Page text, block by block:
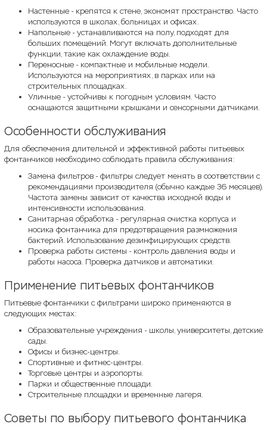
Настенные - крепятся к стене, экономят пространство. Часто
используются в школах, больницах и офисах.
Напольные - устанавливаются на полу, подходят для
больших помещений. Могут включать дополнительные
функции, такие как охлаждение воды.
Переносные - компактные и мобильные модели.
Используются на мероприятиях, в парках или на
строительных площадках.
Уличные - устойчивы к погодным условиям. Часто
оснащаются защитными крышками и сенсорными датчиками.
Особенности обслуживания
Для обеспечения длительной и эффективной работы питьевых
фонтанчиков необходимо соблюдать правила обслуживания:
Замена фильтров - фильтры следует менять в соответствии с
рекомендациями производителя (обычно каждые 36 месяцев).
Частота замены зависит от качества исходной воды и
интенсивности использования.
Санитарная обработка - регулярная очистка корпуса и
носика фонтанчика для предотвращения размножения
бактерий. Использование дезинфицирующих средств.
Проверка работы системы - контроль давления воды и
работы насоса. Проверка датчиков и автоматики.
Применение питьевых фонтанчиков
Питьевые фонтанчики с фильтрами широко применяются в
следующих местах:
Образовательные учреждения - школы, университеты, детские
сады.
Офисы и бизнес-центры.
Спортивные и фитнес-центры.
Торговые центры и аэропорты.
Парки и общественные площади.
Строительные площадки и временные лагеря.
Советы по выбору питьевого фонтанчика